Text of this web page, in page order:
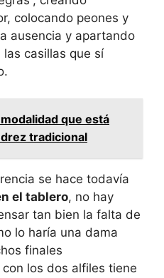
colocando peones y
ausencia y apartando
casillas que sí
que está
tradicional
se hace todavía
el tablero, no hay
tan bien la falta de
lo haría una dama
finales
los dos alfiles tiene